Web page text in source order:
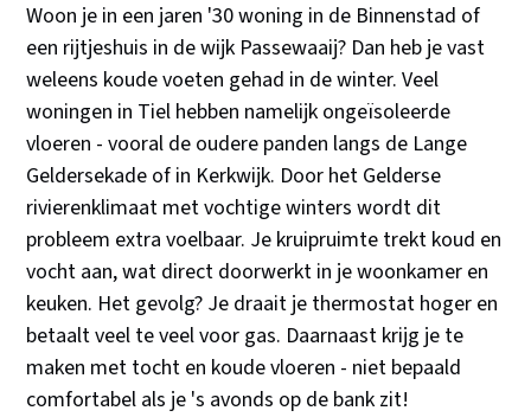
Woon je in een jaren '30 woning in de Binnenstad of
een rijtjeshuis in de wijk Passewaaij? Dan heb je vast
weleens koude voeten gehad in de winter. Veel
woningen in Tiel hebben namelijk ongeïsoleerde
vloeren - vooral de oudere panden langs de Lange
Geldersekade of in Kerkwijk. Door het Gelderse
rivierenklimaat met vochtige winters wordt dit
probleem extra voelbaar. Je kruipruimte trekt koud en
vocht aan, wat direct doorwerkt in je woonkamer en
keuken. Het gevolg? Je draait je thermostat hoger en
betaalt veel te veel voor gas. Daarnaast krijg je te
maken met tocht en koude vloeren - niet bepaald
comfortabel als je 's avonds op de bank zit!